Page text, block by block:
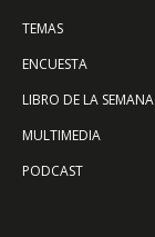
TEMAS
ENCUESTA
LIBRO DE LA SEMANA
MULTIMEDIA
PODCAST